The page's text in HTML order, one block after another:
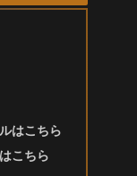
はこちら
こちら